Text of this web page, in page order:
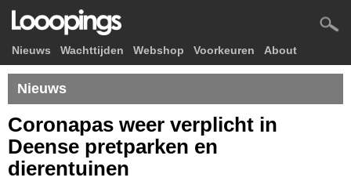
Nieuws Wachttijden Webshop Voorkeuren About
Nieuws
Coronapas weer verplicht in
Deense pretparken en
dierentuinen